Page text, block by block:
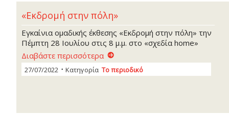
«Εκδρομή στην πόλη»
Εγκαίνια ομαδικής έκθεσης «Εκδρομή στην πόλη» την
Πέμπτη 28 Ιουλίου στις 8 μ.μ. στο «σχεδία home»
Διαβάστε περισσότερα
27/07/2022 Κατηγορία Το περιοδικό